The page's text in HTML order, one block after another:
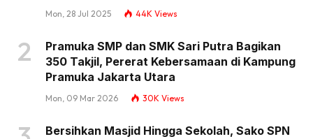
Mon, 28 Jul 2025 44K Views
Pramuka SMP dan SMK Sari Putra Bagikan
350 Takjil, Pererat Kebersamaan di Kampung
Pramuka Jakarta Utara
Mon, 09 Mar 2026 30K Views
Bersihkan Masjid Hingga Sekolah, Sako SPN